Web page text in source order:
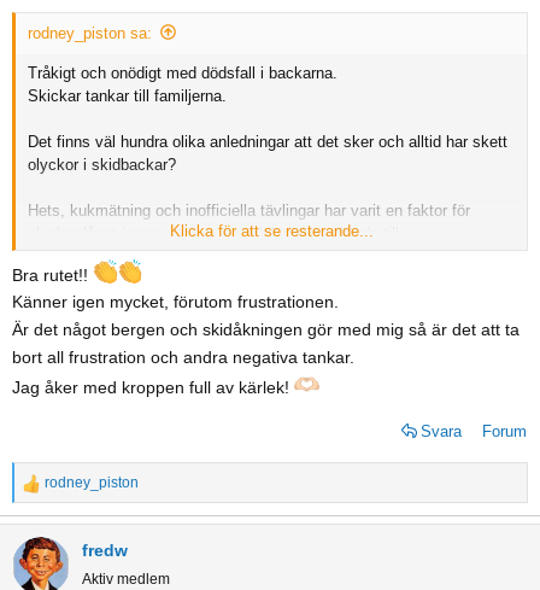
rodney_piston sa:
Tråkigt och onödigt med dödsfall i backarna.
Skickar tankar till familjerna.
Det finns väl hundra olika anledningar att det sker och alltid har skett
olyckor i skidbackar?
Hets, kukmätning och inofficiella tävlingar har varit en faktor för
olyckor långt innan appar och mobiltelefoner hörde till
standardutrustningen?
Sen är väl det mesta sagt i den här strängen?
Även om jag vill slå ett slag för alla coola brudar som är snabbare än
95% av alla skinntorra skribenter på freeride (ofta män).
Men nog är det frustrerande när backarna är fullsmetade med folk
som åker tvärsför i backar som de inte behärskar? Stannar i klungor
staka eller spänna av sig brädan.
Klicka för att se resterande...
Bra rutet!!
Känner igen mycket, förutom frustrationen.
Är det något bergen och skidåkningen gör med mig så är det att ta
bort all frustration och andra negativa tankar.
Jag åker med kroppen full av kärlek!
Svara Forum
R
e
a
c
rodney_piston
fredw
Aktiv medlem